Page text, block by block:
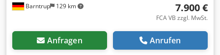
Barntrup 129 km 7.900 €
FCA VB zzgl. MwSt.
Anfragen Anrufen